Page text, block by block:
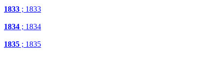
1833 ; 1833
1834 ; 1834
1835 ; 1835